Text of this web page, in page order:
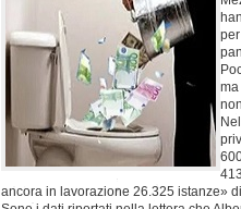
ancora in lavorazione 26.325 istanze»